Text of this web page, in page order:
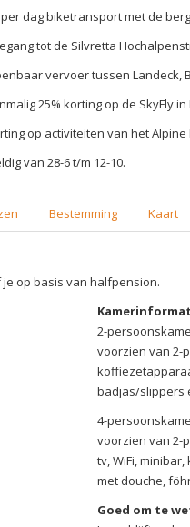
per dag biketransport met de
tot de Silvretta
vervoer tussen Landeck,
25% korting op de SkyFly
op activiteiten van het
van 28-6 t/m 12-10.
Bestemming Kaart
je op basis van halfpension.
2-
voorzien van 2-
badjas/slippers
4-
voorzien van 2-
tv, WiFi,
met douche,
Goed om te